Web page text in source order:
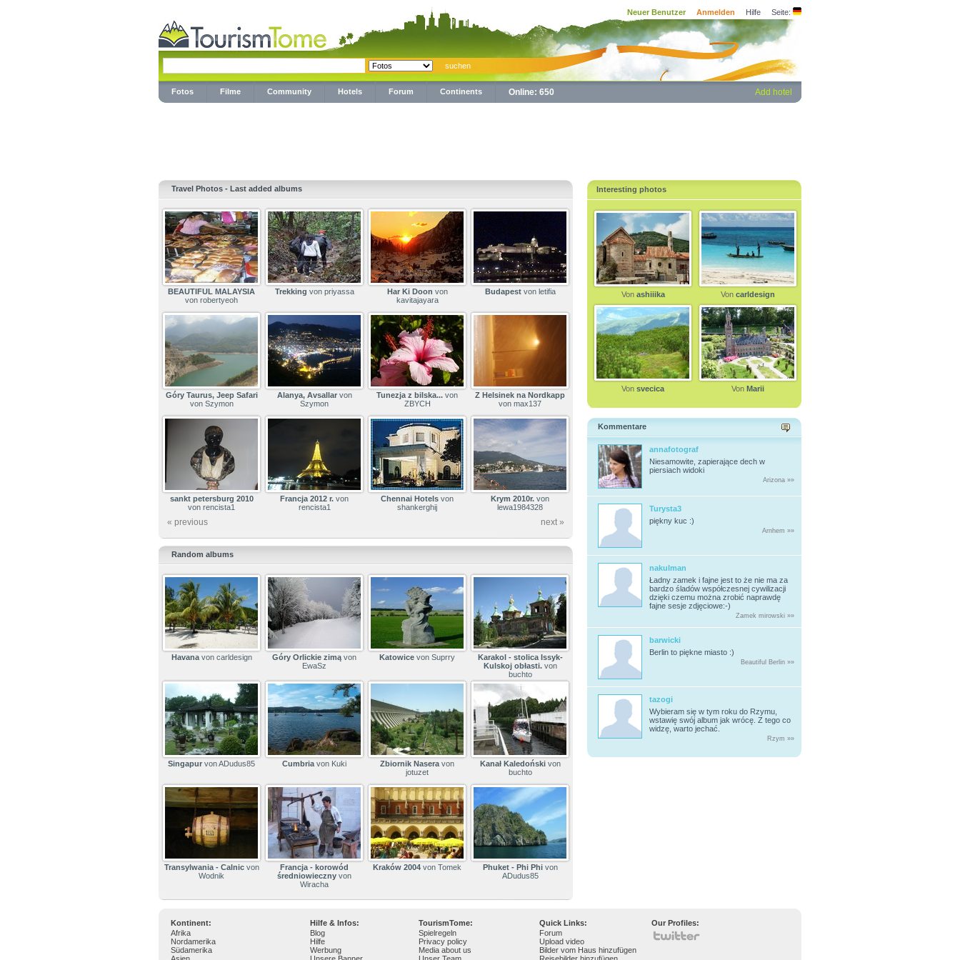
Neuer Benutzer Anmelden Hilfe Seite:
Fotos Filme Community Hotels Forum Continents Online: 650 Add hotel
Travel Photos - Last added albums
BEAUTIFUL MALAYSIA
von robertyeoh
Trekking von priyassa Har Ki Doon von
kavitajayara
Budapestvon letifia
Góry Taurus, Jeep Safari
von Szymon
Alanya, Avsallarvon
Szymon
Tunezja z bilska... von
ZBYCH
Z Helsinek na Nordkapp
von max137
sankt petersburg 2010
von rencista1
Francja 2012 r. von
rencista1
Chennai Hotels von
shankerghij
Krym 2010r. von
lewa1984328
« previous next »
Random albums
Havanavon carldesign Góry Orlickie zimą von
EwaSz
Katowice von Suprry
Karakol - stolica Issyk-
Kulskoj obłasti.von
buchto
Singapur von ADudus85 Cumbria von Kuki Zbiornik Nasera von
jotuzet
Kanał Kaledońskivon
buchto
Transylwania - Calnicvon
Wodnik
Francja - korowód
średniowieczny von
Wiracha
Kraków 2004 von Tomek Phuket - Phi Phivon
ADudus85
Interesting photos
Von ashiiika Von carldesign
Von svecica Von Marii
Kommentare
annafotograf
Niesamowite, zapierające dech w
piersiach widoki
Arizona »»
Turysta3
piękny kuc :)
Arnhem »»
nakulman
Ładny zamek i fajne jest to że nie ma za
bardzo śladów współczesnej cywilizacji
dzięki czemu można zrobić naprawdę
fajne sesje zdjęciowe:-)
Zamek mirowski »»
barwicki
Berlin to piękne miasto :)
Beautiful Berlin »»
tazogi
Wybieram się w tym roku do Rzymu,
wstawię swój album jak wrócę. Z tego co
widzę, warto jechać.
Rzym »»
Kontinent: Hilfe & Infos: TourismTome: Quick Links:
Our Profiles:
Afrika
Nordamerika
Südamerika
Blog
Hilfe
Werbung
Spielregeln
Privacy policy
Media about us
Forum
Upload video
Bilder vom Haus hinzufügen